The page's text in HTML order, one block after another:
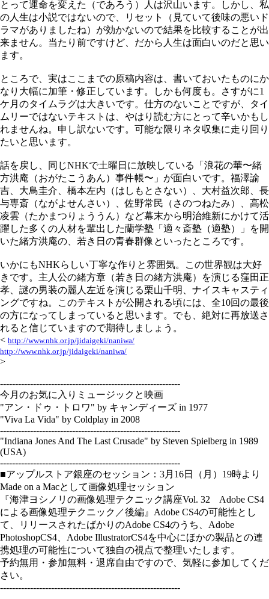
とって運命を変えた（であろう）人は沢山います。しかし、私
の人生は小説ではないので、リセット（見ていて後味の悪いド
ラマがありましたね）が効かないので結果を比較することが出
来ません。当たり前ですけど、だから人生は面白いのだと思い
ます。
ところで、実はここまでの原稿内容は、書いておいたものにか
なり大幅に加筆・修正しています。しかも何度も。さすがに1
ケ月のタイムラグは大きいです。仕方のないことですが、タイ
ムリーではないテキストは、やはり読む方にとって辛いかもし
れませんね。申し訳ないです。可能な限りネタ収集に走り回り
たいと思います。
話を戻し、同じNHKで土曜日に放映している「浪花の華〜緒
方洪庵（おがたこうあん）事件帳〜」が面白いです。福澤諭
吉、大鳥圭介、橋本左内（はしもとさない）、大村益次郎、長
与専斎（ながよせんさい）、佐野常民（さのつねたみ）、高松
凌雲（たかまつりょううん）など幕末から明治維新にかけて活
躍した多くの人材を輩出した蘭学塾「適々斎塾（適塾）」を開
いた緒方洪庵の、若き日の青春群像といったところです。
いかにもNHKらしい丁寧な作りと雰囲気。この世界観は大好
きです。主人公の緒方章（若き日の緒方洪庵）を演じる窪田正
孝、謎の男装の麗人左近を演じる栗山千明、ナイスキャスティ
ングですね。このテキストが公開される頃には、全10回の最後
の方になってしまっていると思います。でも、絶対に再放送さ
れると信じていますので期待しましょう。
< http://www.nhk.or.jp/jidaigeki/naniwa/
http://www.nhk.or.jp/jidaigeki/naniwa/
>
------------------------------------------------------------
今月のお気に入りミュージックと映画
"アン・ドゥ・トロワ" by キャンディーズ in 1977
"Viva La Vida" by Coldplay in 2008
------------------------------------------------------------
"Indiana Jones And The Last Crusade" by Steven Spielberg in 1989
(USA)
------------------------------------------------------------
■アップルストア銀座のセッション：3月16日（月）19時より
Made on a Macとして画像処理セッション
『海津ヨシノリの画像処理テクニック講座Vol. 32 Adobe CS4
による画像処理テクニック／後編』Adobe CS4の可能性とし
て、リリースされたばかりのAdobe CS4のうち、Adobe
PhotoshopCS4、Adobe IllustratorCS4を中心にほかの製品との連
携処理の可能性について独自の視点で整理いたします。
予約無用・参加無料・退席自由ですので、気軽に参加してくだ
さい。
------------------------------------------------------------